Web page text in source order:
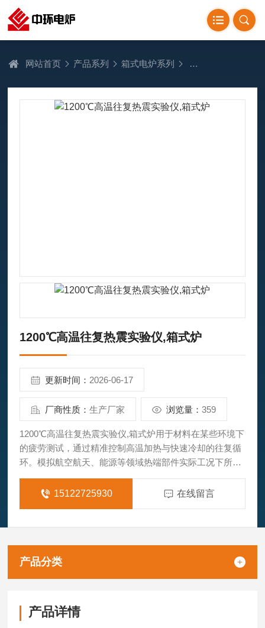
网站首页 产品系列 箱式电炉系列
1200℃高温往复热震实验仪,箱式炉
更新时间： 2026-06-17
厂商性质：生产厂家 浏览量：359
1200℃高温往复热震实验仪,箱式炉用于材料在某些环境下
的疲劳测试，通过精准控制高温加热与快速冷却的往复循
环。模拟航空航天、能源等领域热端部件实际工况下所承
受的高温氧化、极速冷热循环等。为超高温陶瓷、环境障
涂层、合金材料、特种耐火材料等前沿材料的研发和寿命
15122725930 在线留言
产品分类
产品详情